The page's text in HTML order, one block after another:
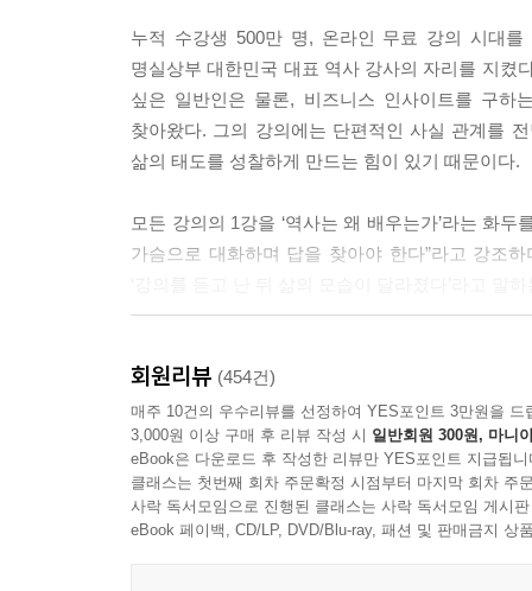
정도전의 사상은 굉장히 급진적이었습니다. 모
당하고 유랑하면서 만난 비뚤어진 세상에 문제의
밀하게 고민했어요. 길고 막막한 인생의 터널에서
하다니, 고려 망해라!’하면서 괴로워하고 술이나
---「정도전 : 억압으로부터 자유로워지려면」중에
독립운동가 박상진은 법학을 공부하던 학생이었
년에 판사 시험에 합격합니다. 평양 법원으로 발
지요.
---「박상진 : 꿈은 명사가 아니라 동사여야 한다」
우리도 모르는 사이에 세계관을 형성하는 데 영
것을 긍정적으로 여기죠. 하지만 저는 그 전통이
마음으로 그 기원을 낱낱이 가려본 적 없는 것들
누적 수강생 500만 명, 온라인 무료 강의 시대
명실상부 대한민국 대표 역사 강사의 자리를 지켰
싶은 일반인은 물론, 비즈니스 인사이트를 구
찾아왔다. 그의 강의에는 단편적인 사실 관계를
삶의 태도를 성찰하게 만드는 힘이 있기 때문이다.
모든 강의의 1강을 ‘역사는 왜 배우는가’라는 화
가슴으로 대화하며 답을 찾아야 한다”라고 강조
주는 것도 중요하다는 것을 깨달았다. 그가 지난
이유다. 현장에서 직접 강의를 듣고 있다는 착각
가득한 새로운 역사의 세계에 첫발을 디디게 될 것
수백 년 전 이야기로 오늘의 고민을 해결하는
세상에서 가장 실용적인 역사 사용법
회원리뷰 (454건)
매주 10건의 우수리뷰를 선정하여 YES포인트 3만원을 드
3,000원 이상 구매 후 리뷰 작성 시 일반회원 300원, 마니
eBook은 다운로드 후 작성한 리뷰만 YES포인트 지급됩니
클래스는 첫번째 회차 주문확정 시점부터 마지막 회차 주
사락 독서모임으로 진행된 클래스는 사락 독서모임 게시
eBook 페이백, CD/LP, DVD/Blu-ray, 패션 및 판매금지 상